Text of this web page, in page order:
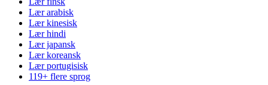
Lær arabisk
Lær kinesisk
Lær hindi
Lær japansk
Lær koreansk
Lær portugisisk
119+ flere sprog